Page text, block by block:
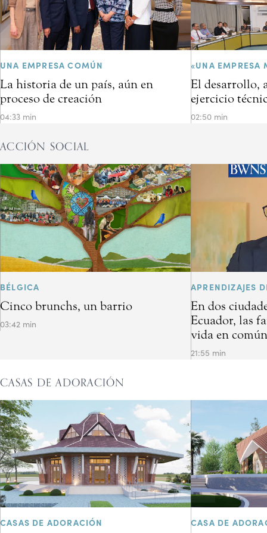
UNA EMPRESA COMÚN
La historia de un país, aún en
proceso de creación
04:33 min
«UNA EMPRESA
El desarrollo,
ejercicio
02:50 min
ACCIÓN SOCIAL
BÉLGICA
Cinco brunchs, un barrio
03:42 min
APRENDIZAJES
En dos
Ecuador, las
vida en
21:55 min
CASAS DE ADORACIÓN
CASAS DE ADORACIÓN CASA DE